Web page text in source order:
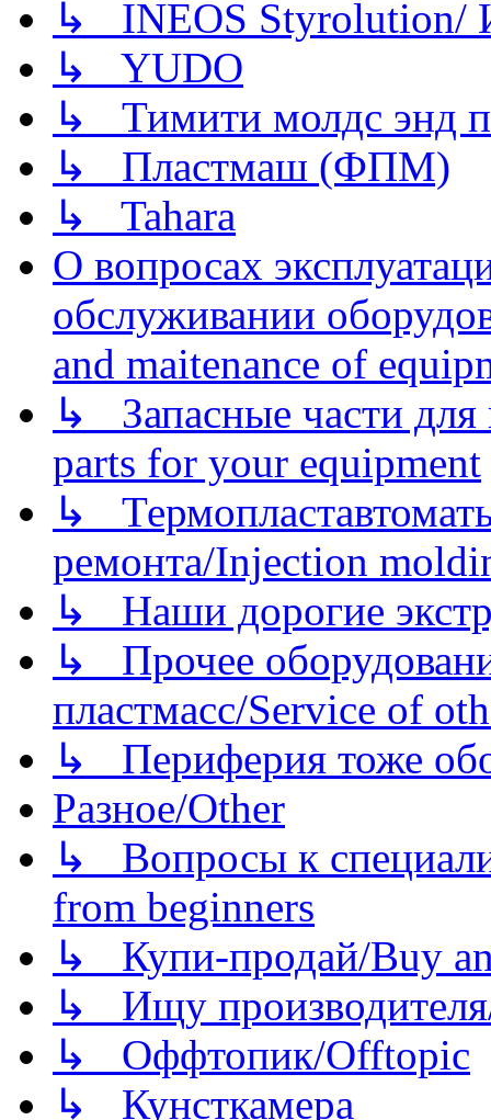
↳ INEOS
↳ YUDO
↳ Тимити молдс энд
↳ Пластмаш (ФПМ)
↳ Tahara
О вопросах
обслуживании
and maitenance of
↳ Запасные части для
parts for your equipment
↳
ремонта/Injection
↳ Наши дорогие
↳ Прочее
пластмасс/Service of
↳ Периферия тоже
Разное/Other
↳ Вопросы к
from beginners
↳ Купи-продай/Buy
↳ Ищу
↳ Оффтопик/Offtopic
↳ Кунсткамера